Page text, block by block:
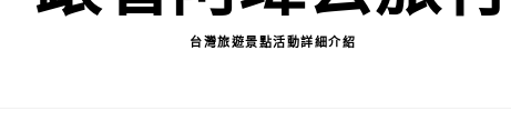
台灣旅遊景點活動詳細介紹